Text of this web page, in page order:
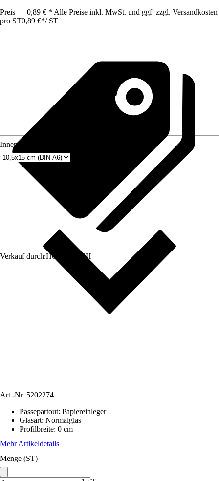
Preis — 0,89 € * Alle Preise inkl. MwSt. und ggf. zzgl. Versandkosten
pro ST0,89 €*/ ST
Verkauf durch:HORNBACH
Innenmaß Rahmen
Art.-Nr. 5202274
Passepartout: Papiereinleger
Glasart: Normalglas
Profilbreite: 0 cm
Mehr Artikeldetails
Menge (ST)